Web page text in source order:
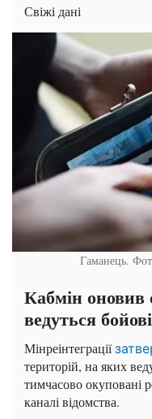
Свіжі дані
Гаманець.
Кабмін оновив
ведуться бойові
Мінреінтеграції
територій, на яких
тимчасово окуповані
каналі відомства.